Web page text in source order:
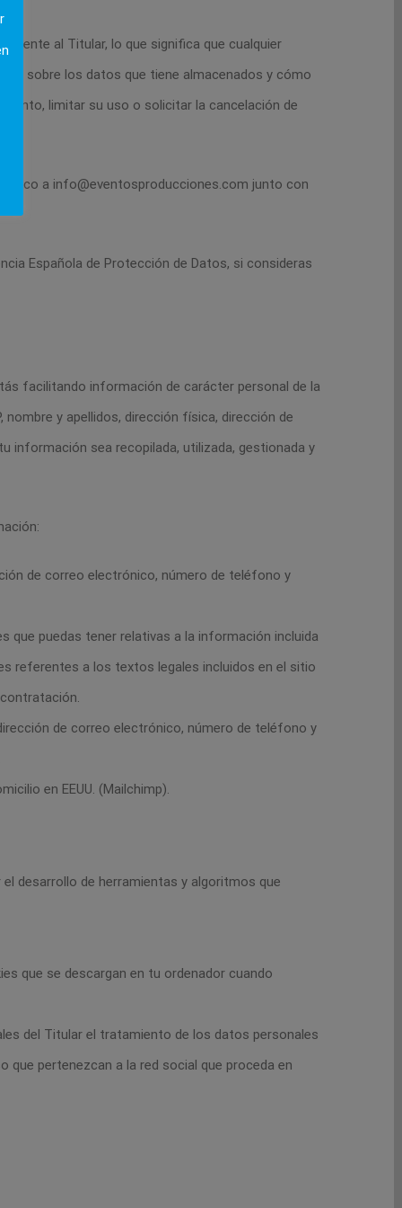
al Titular, lo que significa que cualquier
sobre los datos que tiene almacenados y cómo
limitar su uso o solicitar la cancelación de
a info@eventosproducciones.com junto con
Española de Protección de Datos, si consideras
facilitando información de carácter personal de la
y apellidos, dirección física, dirección de
sea recopilada, utilizada, gestionada y
de correo electrónico, número de teléfono y
que puedas tener relativas a la información incluida
referentes a los textos legales incluidos en el sitio
de correo electrónico, número de teléfono y
en EEUU. (Mailchimp).
desarrollo de herramientas y algoritmos que
que se descargan en tu ordenador cuando
del Titular el tratamiento de los datos personales
pertenezcan a la red social que proceda en